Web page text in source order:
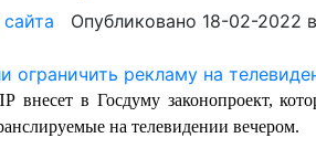
Опубликовано 18-02-2022 в
внесет в Госдуму законопроект,
на телевидении вечером.